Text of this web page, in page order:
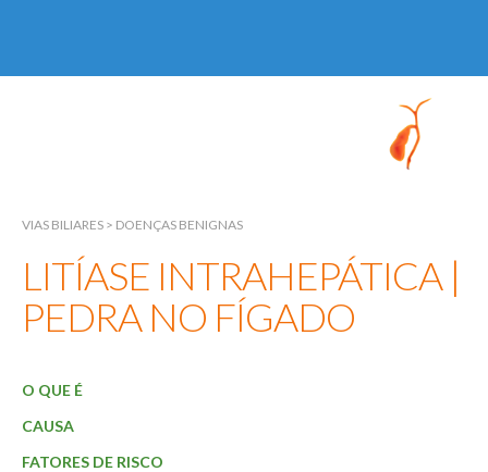
Início
Especialidades
VIAS BILIARES > DOENÇAS BENIGNAS
LITÍASE INTRAHEPÁTICA |
PEDRA NO FÍGADO
O QUE É
CAUSA
FATORES DE RISCO